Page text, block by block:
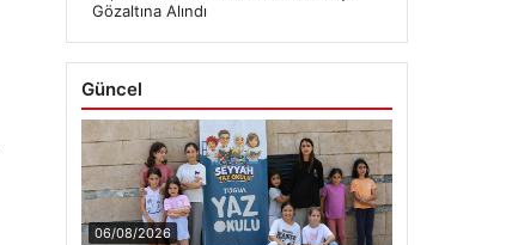
Gözaltına Alındı
Güncel
06/08/2026